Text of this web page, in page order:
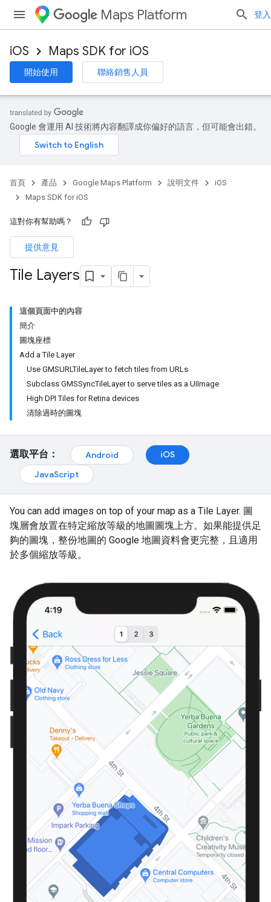
Maps Platform 登入
iOS Maps SDK for iOS
開始使用 聯絡銷售人員
Google 會運用 AI 技術將內容翻譯成你偏好的語言，但可能會出錯。
首頁 產品 Google Maps Platform 說明文件
iOS
Maps SDK for iOS
這對你有幫助嗎？
提供意見
Tile Layers
這個頁面中的內容
簡介
圖塊座標
Add a Tile Layer
Use GMSURLTileLayer to fetch tiles from URLs
Subclass GMSSyncTileLayer to serve tiles as a UIImage
High DPI Tiles for Retina devices
清除過時的圖塊
選取平台： Android
iOS
JavaScript
You can add images on top of your map as a Tile Layer. 圖
塊層會放置在特定縮放等級的地圖圖塊上方。如果能提供足
夠的圖塊，整份地圖的 Google 地圖資料會更完整，且適用
於多個縮放等級。